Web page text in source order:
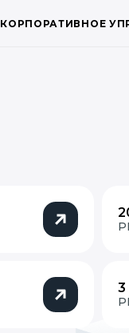
КОРПОРАТИВНОЕ
3